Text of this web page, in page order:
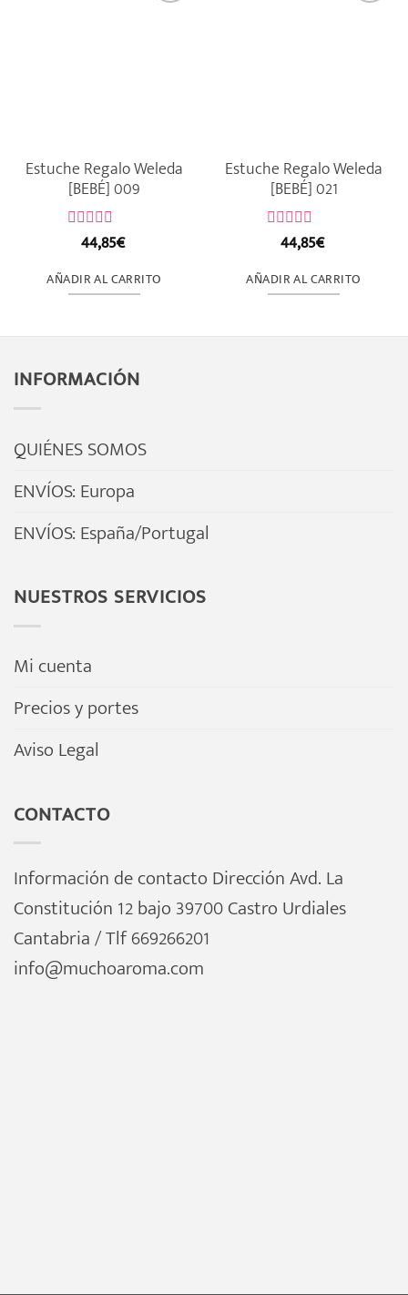
Estuche Regalo Weleda
[BEBÉ] 009
Valorado
de
5
44,85€
AÑADIR AL CARRITO
Estuche Regalo Weleda
[BEBÉ] 021
Valorado
de
5
44,85€
AÑADIR AL CARRITO
INFORMACIÓN
QUIÉNES SOMOS
ENVÍOS: Europa
ENVÍOS: España/Portugal
NUESTROS SERVICIOS
Mi cuenta
Precios y portes
Aviso Legal
CONTACTO
Información de contacto Dirección Avd. La
Constitución 12 bajo 39700 Castro Urdiales
Cantabria / Tlf 669266201
info@muchoaroma.com